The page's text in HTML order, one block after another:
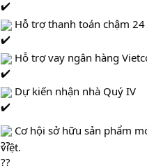
Hỗ trợ thanh toán chậm 24
Hỗ trợ vay ngân hàng
Dự kiến nhận nhà Quý IV
Cơ hội sở hữu sản phẩm
việt.